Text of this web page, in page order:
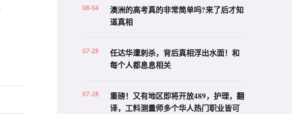
08-04
澳洲的高考真的非常简单吗?来了后才知
道真相
07-28
任达华遭刺杀，背后真相浮出水面！和
每个人都息息相关
07-28
重磅！又有地区即将开放489，护理，翻
译，工料测量师多个华人热门职业皆可